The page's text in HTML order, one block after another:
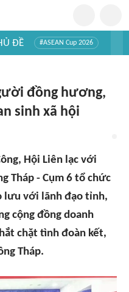
ĐỀ #ASEAN Cup 2026
đồng hương,
sinh xã hội
Hội Liên lạc với
Tháp - Cụm 6 tổ chức
lưu với lãnh đạo tỉnh,
cộng đồng doanh
chặt tình đoàn kết,
Tháp.